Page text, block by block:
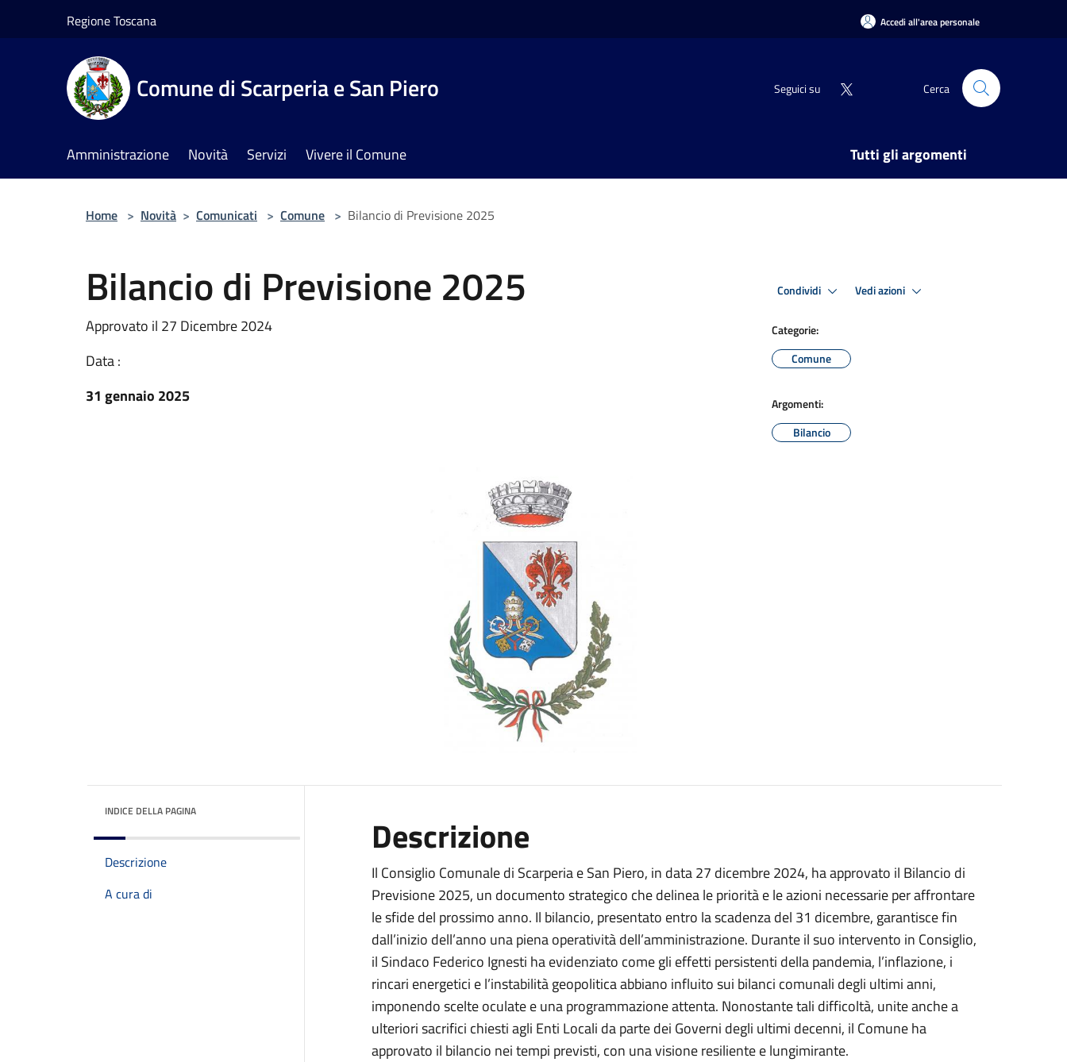
Regione Toscana Accedi all'area personale
Comune di Scarperia e San Piero Seguici su Cerca
Amministrazione Novità Servizi Vivere il Comune Tutti gli argomenti
Home > Novità > Comunicati > Comune > Bilancio di Previsione 2025
Bilancio di Previsione 2025
Approvato il 27 Dicembre 2024
Data :
31 gennaio 2025
Condividi Vedi azioni
Categorie:
Comune
Argomenti:
Bilancio
INDICE DELLA PAGINA
Descrizione
A cura di
Descrizione
Il Consiglio Comunale di Scarperia e San Piero, in data 27 dicembre 2024, ha approvato il Bilancio di
Previsione 2025, un documento strategico che delinea le priorità e le azioni necessarie per affrontare
le sfide del prossimo anno. Il bilancio, presentato entro la scadenza del 31 dicembre, garantisce fin
dall’inizio dell’anno una piena operatività dell’amministrazione. Durante il suo intervento in Consiglio,
il Sindaco Federico Ignesti ha evidenziato come gli effetti persistenti della pandemia, l’inflazione, i
rincari energetici e l’instabilità geopolitica abbiano influito sui bilanci comunali degli ultimi anni,
imponendo scelte oculate e una programmazione attenta. Nonostante tali difficoltà, unite anche a
ulteriori sacrifici chiesti agli Enti Locali da parte dei Governi degli ultimi decenni, il Comune ha
approvato il bilancio nei tempi previsti, con una visione resiliente e lungimirante.